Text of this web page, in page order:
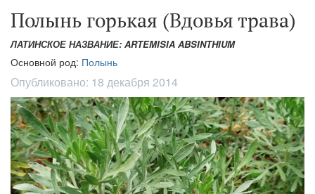
Полынь горькая (Вдовья трава)
ЛАТИНСКОЕ НАЗВАНИЕ: ARTEMISIA ABSINTHIUM
Основной род: Полынь
Опубликовано: 18 декабря 2014